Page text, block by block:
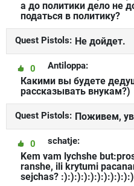
а до политики дело не
податься в политику?
Quest Pistols: Не дойдет.
Antiloppa:
0
Какими вы будете
рассказывать внукам?)
Quest Pistols: Поживем,
schatje:
0
Kem vam lychshe
ranshe, ili krytumi
sejchas?